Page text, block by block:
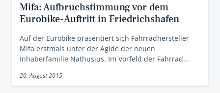
Mifa: Aufbruchstimmung vor dem
Eurobike-Auftritt in Friedrichshafen
Auf der Eurobike präsentiert sich Fahrradhersteller
Mifa erstmals unter der Ägide der neuen
Inhaberfamilie Nathusius. Im Vorfeld der Fahrrad…
20. August 2015